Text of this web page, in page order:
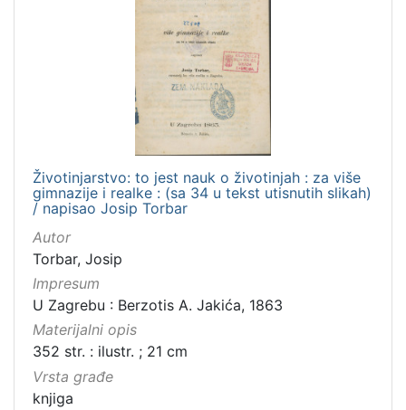
Životinjarstvo: to jest nauk o životinjah : za više
gimnazije i realke : (sa 34 u tekst utisnutih slikah)
/ napisao Josip Torbar
Autor
Torbar, Josip
Impresum
U Zagrebu : Berzotis A. Jakića, 1863
Materijalni opis
352 str. : ilustr. ; 21 cm
Vrsta građe
knjiga